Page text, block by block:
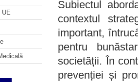
UE
Subiectul
contextul
important,
pentru
societății. În
prevenției și